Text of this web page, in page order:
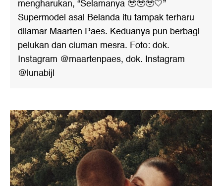
mengharukan, “Selamanya 🥹🥹🥹🤍”
Supermodel asal Belanda itu tampak terharu
dilamar Maarten Paes. Keduanya pun berbagi
pelukan dan ciuman mesra. Foto: dok.
Instagram @maartenpaes, dok. Instagram
@lunabijl